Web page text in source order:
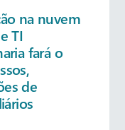
na nuvem
TI
fará o
de